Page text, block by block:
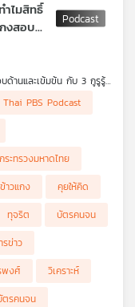
ำไมสิทธิ์
งสอบ
บด้านและเข้มข้น กับ 3 กูรูรู้
ล้านคน ผ่านเกณฑ์แค่ 9
ไม่ผ่านเกณฑ์ ?
อมรับฟังกระแสสังคม
โกงสอบ" พ้นการบรรจุ
รท้องถิ่น กับคดีฮั้วเลือก
Thai PBS Podcast
กระทรวงมหาดไทย
ข้าวแกง
คุยให้คิด
ทุจริต
บัตรคนจน
รข่าว
พงศ์
วิเคราะห์
ตรคนจน